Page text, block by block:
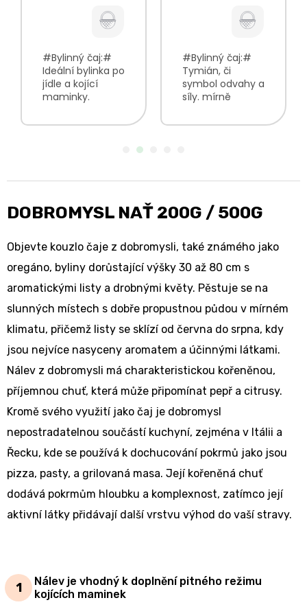
#Bylinný čaj:#
Ideální bylinka po
jídle a kojící
maminky.
vůně téměř
#Bylinný čaj:#
Tymián, či
symbol odvahy a
síly. mírně
krásná zlato-
nať100%
DOBROMYSL NAŤ 200G / 500G
Objevte kouzlo čaje z dobromysli, také známého jako
oregáno, byliny dorůstající výšky 30 až 80 cm s
aromatickými listy a drobnými květy. Pěstuje se na
slunných místech s dobře propustnou půdou v mírném
klimatu, přičemž listy se sklízí od června do srpna, kdy
jsou nejvíce nasyceny aromatem a účinnými látkami.
Nálev z dobromysli má charakteristickou kořeněnou,
příjemnou chuť, která může připomínat pepř a citrusy.
Kromě svého využití jako čaj je dobromysl
nepostradatelnou součástí kuchyní, zejména v Itálii a
Řecku, kde se používá k dochucování pokrmů jako jsou
pizza, pasty, a grilovaná masa. Její kořeněná chuť
dodává pokrmům hloubku a komplexnost, zatímco její
aktivní látky přidávají další vrstvu výhod do vaší stravy.
Nálev je vhodný k doplnění pitného režimu
kojících maminek